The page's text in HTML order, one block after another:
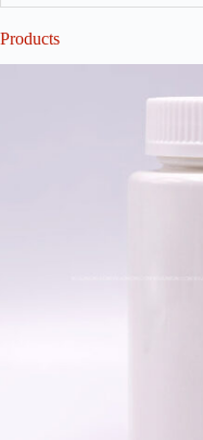
Products